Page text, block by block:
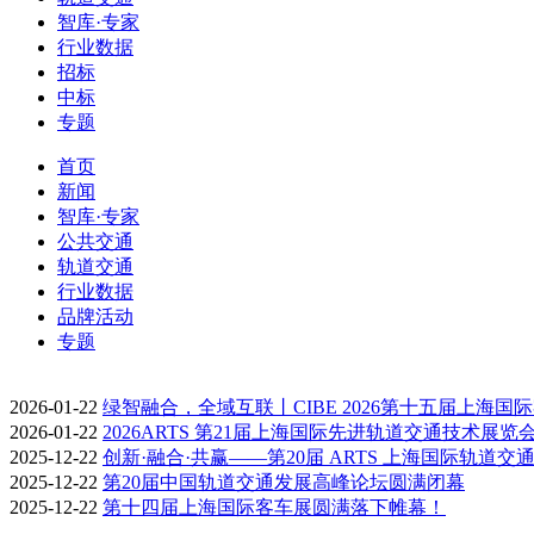
智库·专家
行业数据
招标
中标
专题
首页
新闻
智库·专家
公共交通
轨道交通
行业数据
品牌活动
专题
2026-01-22 绿智融合，全域互联丨CIBE 2026第十五届上海国
2026-01-22 2026ARTS 第21届上海国际先进轨道交通技术展览
2025-12-22 创新·融合·共赢——第20届 ARTS 上海国际轨道交
2025-12-22 第20届中国轨道交通发展高峰论坛圆满闭幕
2025-12-22 第十四届上海国际客车展圆满落下帷幕！